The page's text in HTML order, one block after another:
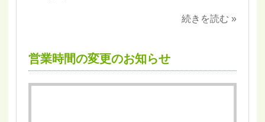
続きを読む »
営業時間の変更のお知らせ